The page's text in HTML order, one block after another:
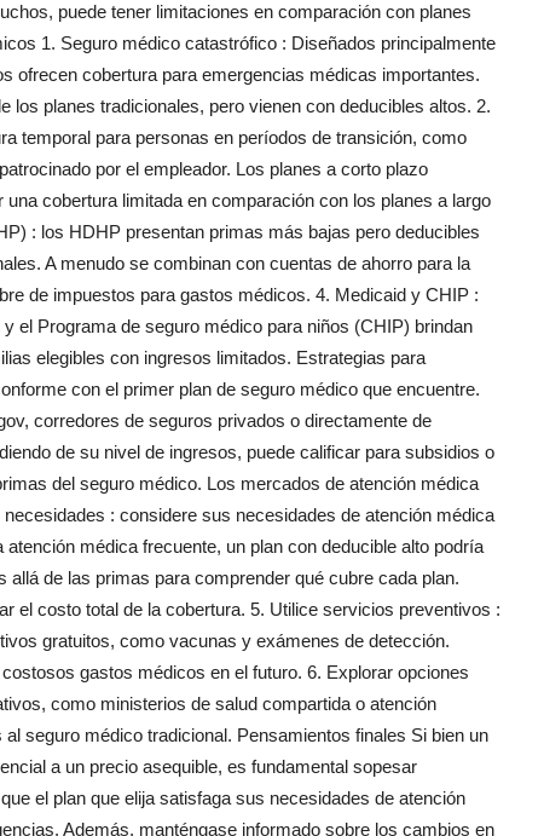
puede tener limitaciones en comparación con planes
1. Seguro médico catastrófico : Diseñados principalmente
ofrecen cobertura para emergencias médicas importantes.
planes tradicionales, pero vienen con deducibles altos. 2.
temporal para personas en períodos de transición, como
por el empleador. Los planes a corto plazo
cobertura limitada en comparación con los planes a largo
: los HDHP presentan primas más bajas pero deducibles
A menudo se combinan con cuentas de ahorro para la
de impuestos para gastos médicos. 4. Medicaid y CHIP :
el Programa de seguro médico para niños (CHIP) brindan
elegibles con ingresos limitados. Estrategias para
con el primer plan de seguro médico que encuentre.
corredores de seguros privados o directamente de
de su nivel de ingresos, puede calificar para subsidios o
del seguro médico. Los mercados de atención médica
: considere sus necesidades de atención médica
médica frecuente, un plan con deducible alto podría
de las primas para comprender qué cubre cada plan.
el costo total de la cobertura. 5. Utilice servicios preventivos :
gratuitos, como vacunas y exámenes de detección.
gastos médicos en el futuro. 6. Explorar opciones
como ministerios de salud compartida o atención
seguro médico tradicional. Pensamientos finales Si bien un
a un precio asequible, es fundamental sopesar
el plan que elija satisfaga sus necesidades de atención
Además, manténgase informado sobre los cambios en